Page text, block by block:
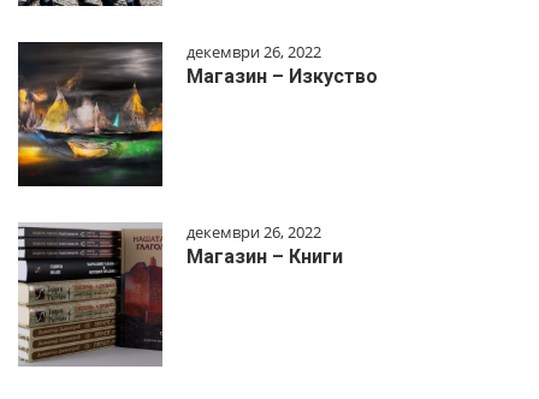
декември 26, 2022
Магазин – Изкуство
декември 26, 2022
Магазин – Книги